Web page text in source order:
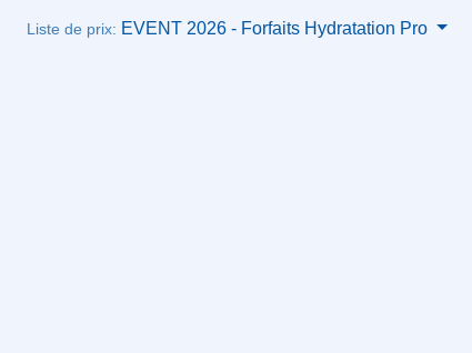
Liste de prix: EVENT 2026 - Forfaits Hydratation Pro